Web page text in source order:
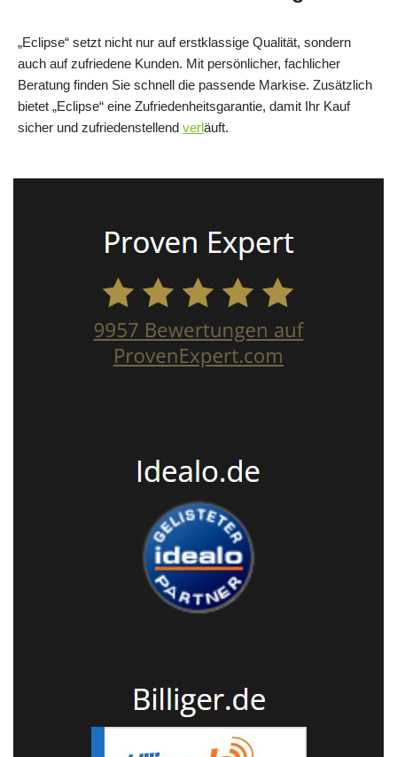
„Eclipse“ setzt nicht nur auf erstklassige Qualität, sondern
auch auf zufriedene Kunden. Mit persönlicher, fachlicher
Beratung finden Sie schnell die passende Markise. Zusätzlich
bietet „Eclipse“ eine Zufriedenheitsgarantie, damit Ihr Kauf
sicher und zufriedenstellend verläuft.